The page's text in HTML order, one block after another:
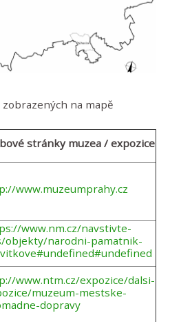
na mapě
stránky muzea / expozice
www.muzeumprahy.cz
www.nm.cz/navstivte-
objekty/narodni-pamatnik-
www.ntm.cz/expozice/dalsi-
muzeum-mestske-
dopravy